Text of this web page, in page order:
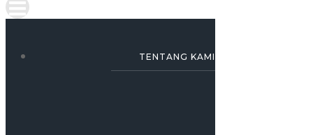
TENTANG KAMI